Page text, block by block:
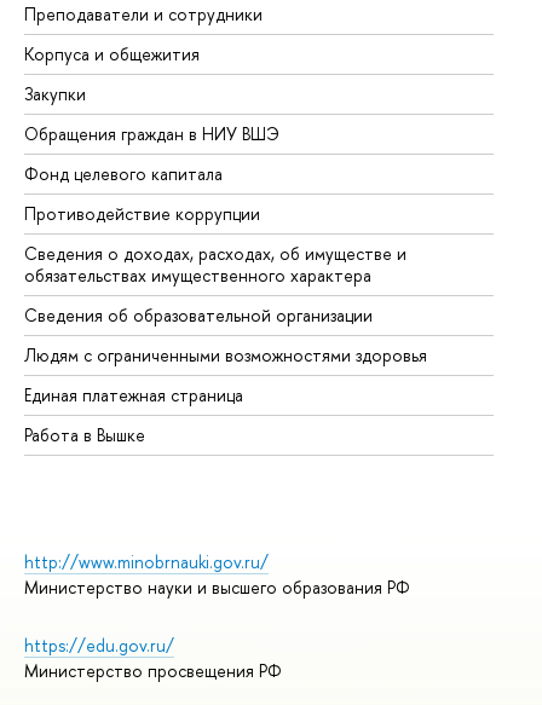
Преподаватели и сотрудники
Корпуса и общежития
Закупки
Обращения граждан в НИУ ВШЭ
Фонд целевого капитала
Противодействие коррупции
Сведения о доходах, расходах, об имуществе и
обязательствах имущественного характера
Сведения об образовательной организации
Людям с ограниченными возможностями здоровья
Единая платежная страница
Работа в Вышке
http://www.minobrnauki.gov.ru/
Министерство науки и высшего образования РФ
https://edu.gov.ru/
Министерство просвещения РФ